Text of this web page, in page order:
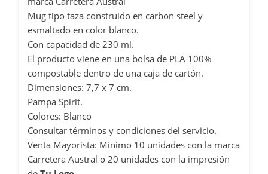
Mug tipo taza construido en carbon steel y
esmaltado en color blanco.
Con capacidad de 230 ml.
El producto viene en una bolsa de PLA 100%
compostable dentro de una caja de cartón.
Dimensiones: 7,7 x 7 cm.
Pampa Spirit.
Colores: Blanco
Consultar términos y condiciones del servicio.
Venta Mayorista: Mínimo 10 unidades con la marca
Carretera Austral o 20 unidades con la impresión